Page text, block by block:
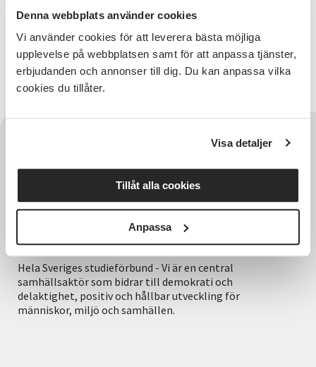
Denna webbplats använder cookies
Vi använder cookies för att leverera bästa möjliga
upplevelse på webbplatsen samt för att anpassa tjänster,
erbjudanden och annonser till dig. Du kan anpassa vilka
cookies du tillåter.
Visa detaljer
Tillåt alla cookies
Anpassa
Relaterade länkar
Läs mer om priset. Länk till ny sida på sv.se
Hela Sveriges studieförbund - Vi är en central
samhällsaktör som bidrar till demokrati och
delaktighet, positiv och hållbar utveckling för
människor, miljö och samhällen.